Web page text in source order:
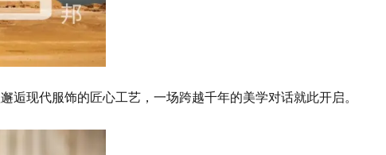
现代服饰的匠心工艺，一场跨越千年的美学对话就此开启。